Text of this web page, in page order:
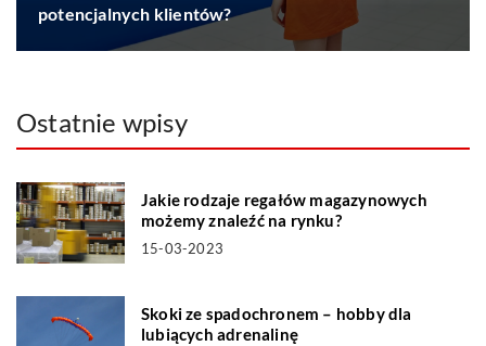
potencjalnych klientów?
Ostatnie wpisy
Jakie rodzaje regałów magazynowych
możemy znaleźć na rynku?
15-03-2023
Skoki ze spadochronem – hobby dla
lubiących adrenalinę